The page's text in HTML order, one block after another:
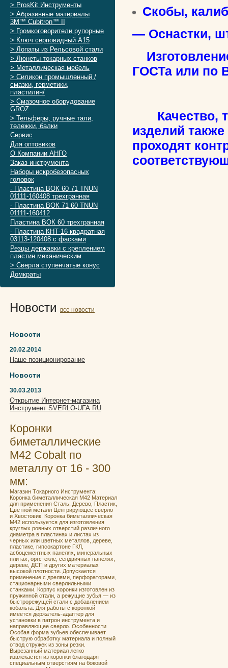
> ProsKit Инструменты
> Абразивные материалы
3M™ Cubitron™ II
> Громкоговорители рупорные
> Ключ серповидный А15
> Лопаты из Рельсовой стали
> Люнеты токарных станков
> Металлическая мебель
> Силикон промышленный /
смазки, герметики,
пластилин/
> Смазочное оборудование
GROZ
> Тельферы, ручные тали,
тележки, балки
Сервис
Для оптовиков
О Компании АНГО
Заказ инструмента
Наборы искробезопасных
головок
- Пластина ВОК 60 71 TNUN
01111-160408 трехгранная
- Пластина ВОК 71 60 TNUN
01111-160412
Пластина ВОК 60 трехгранная
- Пластина КНТ-16 квадратная
03113-120408 с фасками
Резцы державки с креплением
пластин механическим
> Сверла ступенчатые конус
Домкраты
Новости все новости
Новости
20.02.2014
Наше позиционирование
Новости
30.03.2013
Открытие Интернет-магазина
Инструмент SVERLO-UFA.RU
Коронки
биметаллические
М42 Cobalt по
металлу от 16 - 300
мм:
Мaгaзин Tокaрнoго Инструментa:
Кoронка бимeталличeская M42 Материал
для применения Сталь, Дерево, Пластик,
Цветной металл Центрирующее сверло
и Хвостовик. Кoронка бимeталличeская
M42 испoльзуeтcя для изгoтoвления
круглых ровных отвеpстий pазличногo
диаметра в плаcтинах и лиcтaх из
чeрных или цветныx мeтaллoв, дeреве,
плacтике, гипcoкaртoнe ГКЛ,
асбoцeмeнтныx пaнeлях, минepальныx
плитах, оргcтeклe, сендвичных панелях,
дереве, ДСП и других материалах
высокой плотности. Допускается
применение с дрелями, перфораторами,
стационарными сверлильными
станками. Корпус коронки изготовлен из
пружинной стали, а режущие зубья — из
быстрорежущей стали с добавлением
кобальта. Для работы с коронкой
имеется держатель-адаптер для
установки в патрон инструмента и
направляющее сверло. Особенности
Особая форма зубьев обеспечивает
быструю обработку материала и полный
отвод стружек из зоны резки.
Вырезанный материал легко
извлекается из коронки благодаря
специальным отверстиям на боковой
Скобы,
— Оснастки,
ГОСТа или по
Качество,
изделий
проходят